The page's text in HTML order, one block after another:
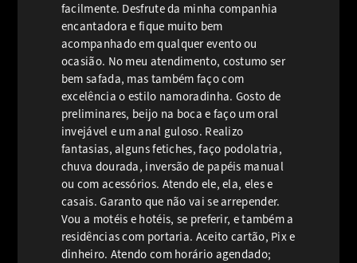
facilmente. Desfrute da minha companhia
encantadora e fique muito bem
acompanhado em qualquer evento ou
ocasião. No meu atendimento, costumo ser
bem safada, mas também faço com
excelência o estilo namoradinha. Gosto de
preliminares, beijo na boca e faço um oral
invejável e um anal guloso. Realizo
fantasias, alguns fetiches, faço podolatria,
chuva dourada, inversão de papéis manual
ou com acessórios. Atendo ele, ela, eles e
casais. Garanto que não vai se arrepender.
Vou a motéis e hotéis, se preferir, e também a
residências com portaria. Aceito cartão, Pix e
dinheiro. Atendo com horário agendado;